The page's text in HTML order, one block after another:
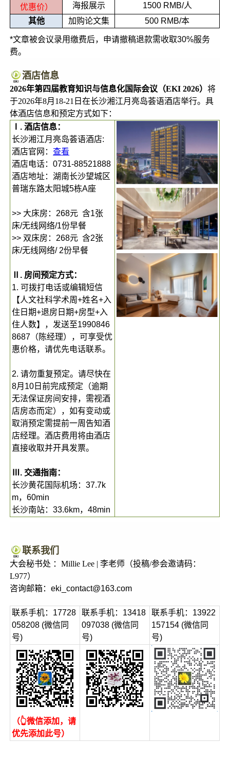
优惠价）
海报展示
1500 RMB/人
其他
加购论文集 500 RMB/本
*文章被会议录用缴费后，申请撤稿退款需收取30%服务
费。
酒店信息
2026年第四届教育知识与信息化国际会议（EKI 2026）将
于2026年8月18-21日在长沙湘江月亮岛荟语酒店举行。具
体酒店信息和预定方式如下：
Ⅰ. 酒店信息：
长沙湘江月亮岛荟语酒店:
酒店官网：查看
酒店电话：0731-88521888
酒店地址：湖南长沙望城区
普瑞东路太阳城5栋A座
>> 大床房：268元 含1张
床/无线网络/1份早餐
>> 双床房：268元 含2张
床/无线网络/ 2份早餐
Ⅱ. 房间预定方式：
1. 可拨打电话或编辑短信
【人文社科学术周+姓名+入
住日期+退房日期+房型+入
住人数】，发送至1990846
8687（陈经理），可享受优
惠价格，请优先电话联系。
2. 请勿重复预定。请尽快在
8月10日前完成预定（逾期
无法保证房间安排，需视酒
店房态而定），如有变动或
取消预定需提前一周告知酒
店经理。酒店费用将由酒店
直接收取并开具发票。
Ⅲ. 交通指南：
长沙黄花国际机场：37.7k
m，60min
长沙南站：33.6km，48min
联系我们
大会秘书处 ：Millie Lee | 李老师（投稿/参会邀请码：
L977）
咨询邮箱：eki_contact@163.com
联系手机：17728
058208 (微信同
号)
联系手机：13418
097038 (微信同
号)
联系手机：13922
157154 (微信同
号)
（👆微信添加，请
优先添加此号）